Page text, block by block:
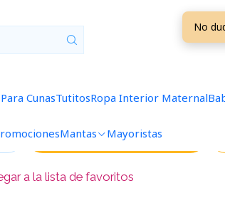
Para CunasTutitosRopa Interior Maternal
Mantas Mayoristas
1 reseña
Agregar al Carro
a la lista de favoritos
No